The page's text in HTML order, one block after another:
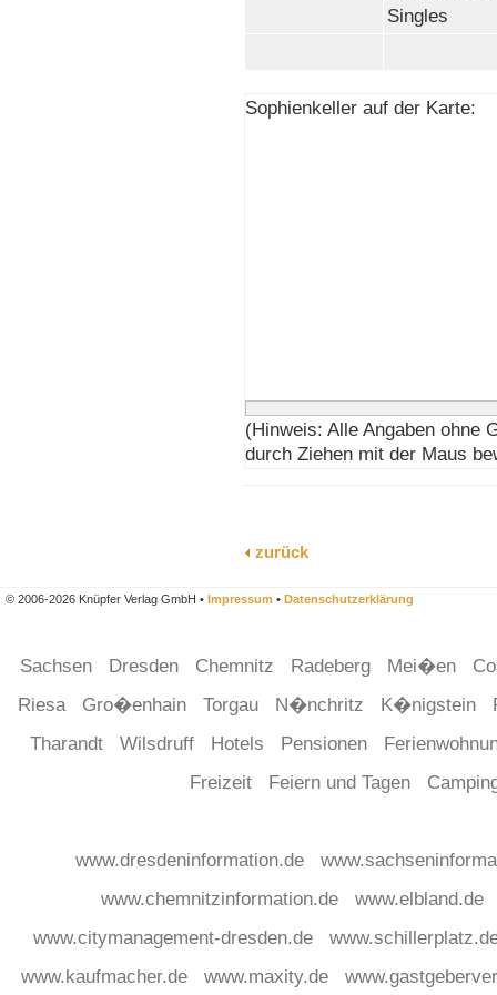
Singles
Sophienkeller auf der Karte:
(Hinweis: Alle Angaben ohne
durch Ziehen mit der Maus
zurück
© 2006-2026 Knüpfer Verlag GmbH • Impressum • Datenschutzerklärung
Sachsen Dresden Chemnitz Radeberg Mei�en
Riesa
Gro�enhain Torgau N�nchritz K�nigstein
Tharandt
Wilsdruff Hotels Pensionen
Freizeit
Feiern und Tagen
www.dresdeninformation.de
www.chemnitzinformation.de
www.elbland.de
www.citymanagement-dresden.de
www.kaufmacher.de
www.maxity.de